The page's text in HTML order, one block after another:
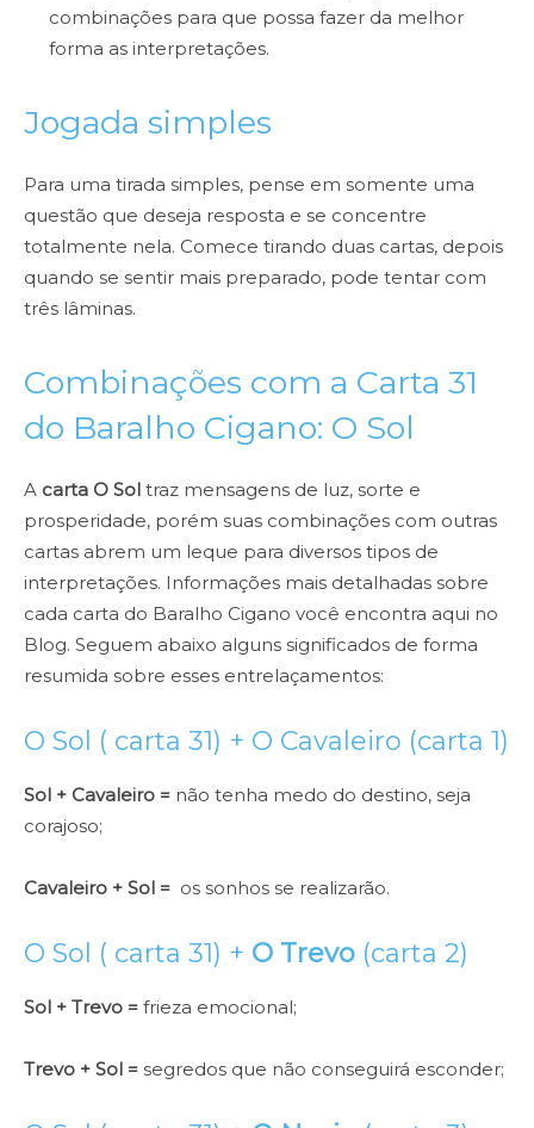
combinações para que possa fazer da melhor
forma as interpretações.
Jogada simples
Para uma tirada simples, pense em somente uma
questão que deseja resposta e se concentre
totalmente nela. Comece tirando duas cartas, depois
quando se sentir mais preparado, pode tentar com
três lâminas.
Combinações com a Carta 31
do Baralho Cigano: O Sol
A carta O Sol traz mensagens de luz, sorte e
prosperidade, porém suas combinações com outras
cartas abrem um leque para diversos tipos de
interpretações. Informações mais detalhadas sobre
cada carta do Baralho Cigano você encontra aqui no
Blog. Seguem abaixo alguns significados de forma
resumida sobre esses entrelaçamentos:
O Sol ( carta 31) + O Cavaleiro (carta 1)
Sol + Cavaleiro = não tenha medo do destino, seja
corajoso;
Cavaleiro + Sol = os sonhos se realizarão.
O Sol ( carta 31) + O Trevo (carta 2)
Sol + Trevo = frieza emocional;
Trevo + Sol = segredos que não conseguirá esconder;